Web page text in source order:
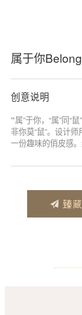
属于你
创意说明
“属”于你，“属”同“
非你莫“鼠”。设计
一份趣味的俏皮感
臻